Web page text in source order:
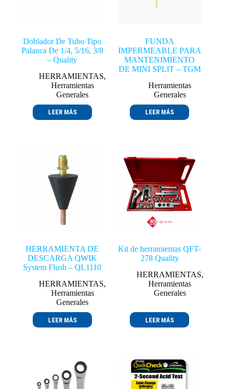
Doblador De Tubo Tipo
Palanca De 1/4, 5/16, 3/8
– Quality
HERRAMIENTAS,
Herramientas
Generales
LEER MÁS
FUNDA
IMPERMEABLE PARA
MANTENIMIENTO
DE MINI SPLIT – TGM
Herramientas
Generales
LEER MÁS
HERRAMIENTA DE
DESCARGA QWIK
System Flush – QL1110
HERRAMIENTAS,
Herramientas
Generales
LEER MÁS
Kit de herramientas QFT-
278 Quality
HERRAMIENTAS,
Herramientas
Generales
LEER MÁS